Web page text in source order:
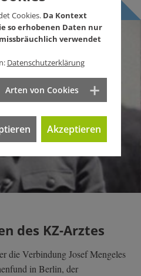
des KZ-Arztes
die Verbindung Josef Mengeles
in Berlin, der
Cookies. Da Kontext
so erhobenen Daten nur
verwendet
Datenschutzerklärung
Arten von Cookies
Akzeptieren